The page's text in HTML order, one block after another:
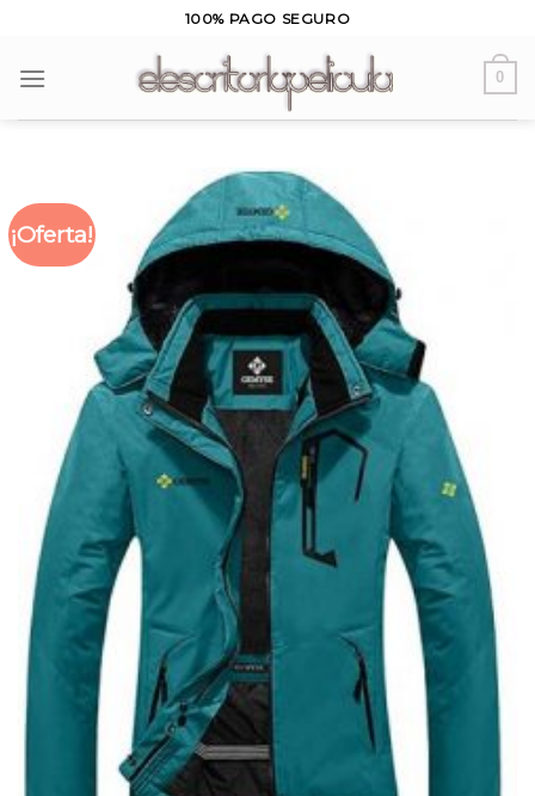
content
100% PAGO SEGURO
0
¡Oferta!